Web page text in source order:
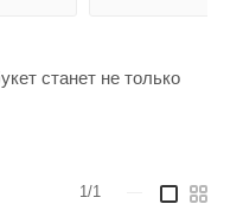
станет не только
1/1